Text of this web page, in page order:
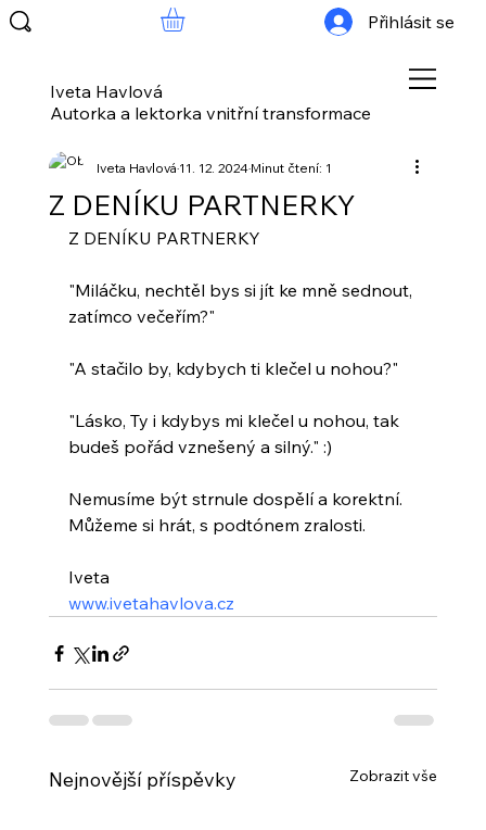
Iveta Havlová
Autorka a lektorka vnitřní transformace
Přihlásit se
Z DENÍKU PARTNERKY
Iveta Havlová11. 12. 2024Minut čtení: 1
Z DENÍKU PARTNERKY
"Miláčku, nechtěl bys si jít ke mně sednout,
zatímco večeřím?"
"A stačilo by, kdybych ti klečel u nohou?"
"Lásko, Ty i kdybys mi klečel u nohou, tak
budeš pořád vznešený a silný." :)
Nemusíme být strnule dospělí a korektní.
Můžeme si hrát, s podtónem zralosti.
Iveta
www.ivetahavlova.cz
Nejnovější příspěvky Zobrazit vše